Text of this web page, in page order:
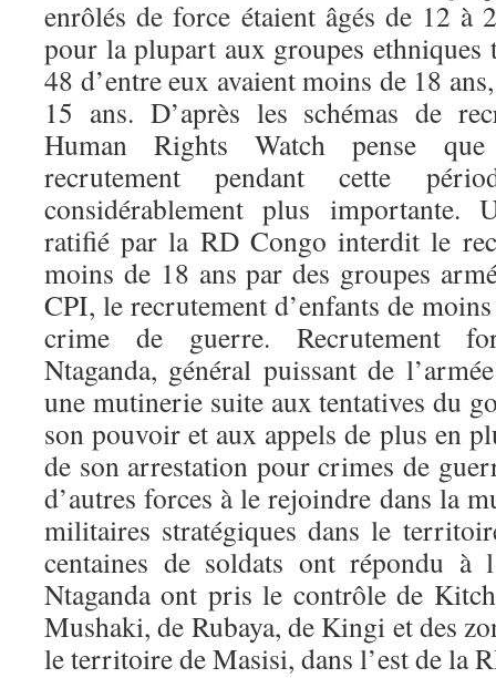
enrôlés de force étaient âgés de 12 à
pour la plupart aux groupes
48 d’entre eux avaient moins de 18
15 ans. D’après les schémas de
Human Rights Watch pense
recrutement pendant cette
considérablement plus importante.
ratifié par la RD Congo interdit le
moins de 18 ans par des groupes
CPI, le recrutement d’enfants de
crime de guerre. Recrutement
Ntaganda, général puissant de
une mutinerie suite aux tentatives du
son pouvoir et aux appels de plus en
de son arrestation pour crimes de
d’autres forces à le rejoindre dans la
militaires stratégiques dans le
centaines de soldats ont répondu à
Ntaganda ont pris le contrôle de
Mushaki, de Rubaya, de Kingi et des
le territoire de Masisi, dans l’est de la